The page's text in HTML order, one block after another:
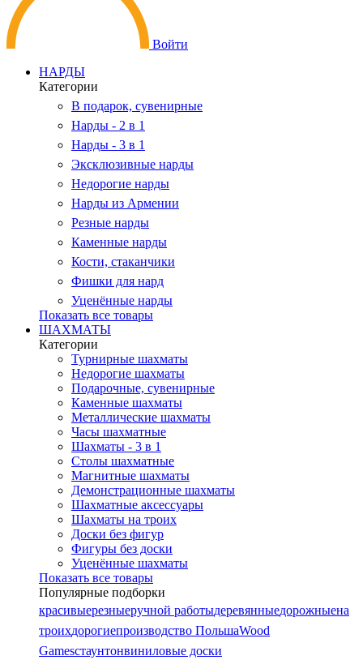
Войти
НАРДЫ
Категории
В подарок, сувенирные
Нарды - 2 в 1
Нарды - 3 в 1
Эксклюзивные нарды
Недорогие нарды
Нарды из Армении
Резные нарды
Каменные нарды
Кости, стаканчики
Фишки для нард
Уценённые нарды
Показать все товары
ШАХМАТЫ
Категории
Турнирные шахматы
Недорогие шахматы
Подарочные, сувенирные
Каменные шахматы
Металлические шахматы
Часы шахматные
Шахматы - 3 в 1
Столы шахматные
Магнитные шахматы
Демонстрационные шахматы
Шахматные аксессуары
Шахматы на троих
Доски без фигур
Фигуры без доски
Уценённые шахматы
Показать все товары
Популярные подборки
красивыерезныеручной работыдеревянныедорожныена
троихдорогиепроизводство ПольшаWood
Gamesстаунтонвиниловые доски